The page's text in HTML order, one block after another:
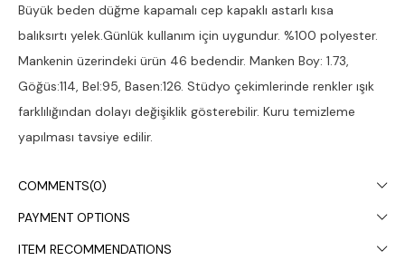
Büyük beden düğme kapamalı cep kapaklı astarlı kısa
balıksırtı yelek.Günlük kullanım için uygundur. %100 polyester.
Mankenin üzerindeki ürün 46 bedendir. Manken Boy: 1.73,
Göğüs:114, Bel:95, Basen:126. Stüdyo çekimlerinde renkler ışık
farklılığından dolayı değişiklik gösterebilir. Kuru temizleme
yapılması tavsiye edilir.
COMMENTS(0)
PAYMENT OPTIONS
ITEM RECOMMENDATIONS